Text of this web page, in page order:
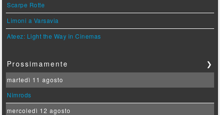
Scarpe Rotte
Limoni a Varsavia
Ateez: Light the Way in Cinemas
Prossimamente ❯
martedì 11 agosto
Nimrods
mercoledì 12 agosto